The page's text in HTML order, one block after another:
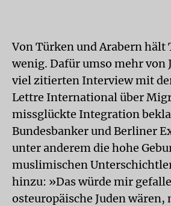
Von Türken und Arabern hält
wenig. Dafür umso mehr von
viel zitierten Interview mit
Lettre International über
missglückte Integration
Bundesbanker und Berliner
unter anderem die hohe
muslimischen
hinzu: »Das würde mir
osteuropäische Juden wären,